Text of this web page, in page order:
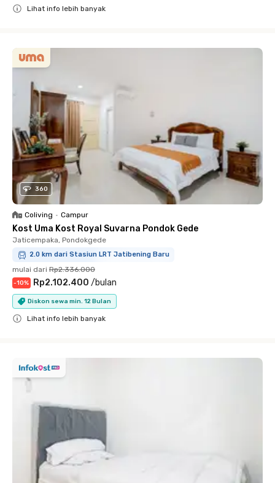
Lihat info lebih banyak
360
Coliving • Campur
Kost Uma Kost Royal Suvarna Pondok Gede
Jaticempaka, Pondokgede
2.0 km dari Stasiun LRT Jatibening Baru
mulai dari Rp2.336.000
-10% Rp2.102.400 /bulan
Diskon sewa min. 12 Bulan
Lihat info lebih banyak